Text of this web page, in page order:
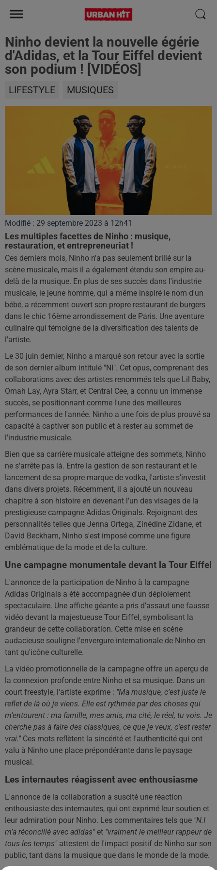
Ninho devient la nouvelle égérie
d'Adidas, et la Tour Eiffel devient
son podium ! [VIDÉOS]
LIFESTYLE MUSIQUES
Modifié : 29 septembre 2023 à 12h41
Les multiples facettes de Ninho : musique,
restauration, et entrepreneuriat !
Ces derniers mois, Ninho n'a pas seulement brillé sur la
scène musicale, mais il a également étendu son empire au-
delà de la musique. En plus de ses succès dans l'industrie
musicale, le jeune homme, qui a même inspiré le nom d'un
bébé, a récemment ouvert son propre restaurant de burgers
dans le chic 16ème arrondissement de Paris. Une aventure
culinaire qui témoigne de la diversification des talents de
l'artiste.
Le 30 juin dernier, Ninho a marqué son retour avec la sortie
de son dernier album intitulé "NI". Cet opus, comprenant des
collaborations avec des artistes renommés tels que Lil Baby,
Omah Lay, Ayra Starr, et Central Cee, a connu un immense
succès, se positionnant comme l'une des meilleures
performances de l'année. Ninho a une fois de plus prouvé sa
capacité à captiver son public et à rester au sommet de
l'industrie musicale.
Bien que sa carrière musicale atteigne des sommets, Ninho
ne s'arrête pas là. Entre la gestion de son restaurant et le
lancement de sa propre marque de vodka, l'artiste s'investit
dans divers projets. Récemment, il a ajouté un nouveau
chapitre à son histoire en devenant l'un des visages de la
prestigieuse campagne Adidas Originals. Rejoignant des
personnalités telles que Jenna Ortega, Zinédine Zidane, et
David Beckham, Ninho s'est imposé comme une figure
emblématique de la mode et de la culture.
Une campagne monumentale devant la Tour Eiffel
L'annonce de la participation de Ninho à la campagne
Adidas Originals a été accompagnée d'un déploiement
spectaculaire. Une affiche géante a pris d'assaut une fausse
vidéo devant la majestueuse Tour Eiffel, symbolisant la
grandeur de cette collaboration. Cette mise en scène
audacieuse souligne l'envergure internationale de Ninho en
tant qu'icône culturelle.
La vidéo promotionnelle de la campagne offre un aperçu de
la connexion profonde entre Ninho et sa musique. Dans un
court freestyle, l'artiste exprime : "Ma musique, c’est juste le
reflet de là où je viens. Elle est rythmée par des choses qui
m’entourent : ma famille, mes amis, ma cité, le réel, tu vois. Je
cherche pas à faire des classiques, ce que je veux, c’est rester
vrai." Ces mots reflètent la sincérité et l'authenticité qui ont
valu à Ninho une place prépondérante dans le paysage
musical.
Les internautes réagissent avec enthousiasme
L'annonce de la collaboration a suscité une réaction
enthousiaste des internautes, qui ont exprimé leur soutien et
leur admiration pour Ninho. Les commentaires tels que "N.I
m’a réconcilié avec adidas" et "vraiment le meilleur rappeur de
tous les temps" attestent de l'impact positif de Ninho sur son
public, tant dans la musique que dans le monde de la mode.